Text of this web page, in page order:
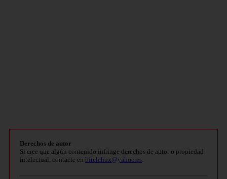
Derechos de autor
Si cree que algún contenido infringe derechos de autor o propiedad
intelectual, contacte en bitelchux@yahoo.es.